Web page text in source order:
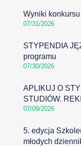
Wyniki konkursu
07/31/2026
STYPENDIA
programu
07/30/2026
APLIKUJ O
STUDIÓW.
07/09/2026
5. edycja
młodych